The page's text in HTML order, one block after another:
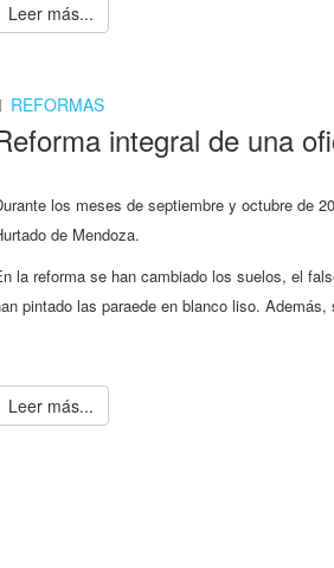
Leer más...
REFORMAS
integral de una
los meses de septiembre y octubre de
de Mendoza.
la reforma se han cambiado los suelos, el
pintado las paraede en blanco liso.
Leer más...